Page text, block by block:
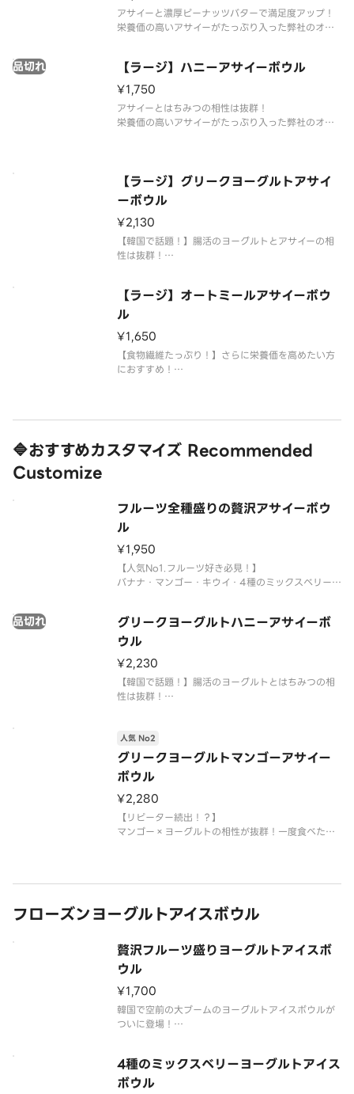
アサイーと濃厚ピーナッツバターで満足度アップ！
栄養価の高いアサイーがたっぷり入った弊社のオリ
アサイーベース300g目安エクストララージ：アサ
イーベース380g目安
【ラージ】ハニーアサイーボウル
品切れ
¥1,750
アサイーとはちみつの相性は抜群！
栄養価の高いアサイーがたっぷり入った弊社のオリ
イーベース380g目安
【ラージ】グリークヨーグルトアサイ
ーボウル
¥2,130
【韓国で話題！】腸活のヨーグルトとアサイーの相
性は抜群！
と一緒にお楽しみください
※グリークヨーグルトは別添えでの提供となりま
【ラージ】オートミールアサイーボウ
ル
¥1,650
【食物繊維たっぷり！】さらに栄養価を高めたい方
におすすめ！
ストララー
🔷おすすめカスタマイズ Recommended
Customize
フルーツ全種盛りの贅沢アサイーボウ
ル
¥1,950
【人気No1.フルーツ好き必見！】
バナナ・マンゴー・キウイ・4種のミックスベリーを
栄養価の高いアサイーがたっぷり入った弊社のオリ
ジナルアサイーボウルをお楽しみください。◆サイ
グリークヨーグルトハニーアサイーボ
ウル
品切れ
¥2,230
【韓国で話題！】腸活のヨーグルトとはちみつの相
性は抜群！
と一緒にお楽しみください
※グリークヨーグルトは別添えでの提供となりま
す。アサイーにかけてお召し上がりください
グリークヨーグルトマンゴーアサイー
ボウル
人気 No2
¥2,280
【リピーター続出！？】
マンゴー×ヨーグルトの相性が抜群！一度食べたら
ジナルアサイーボウルをお楽しみください。◆サイ
ズレギュラー：アサイーベー
フローズンヨーグルトアイスボウル
贅沢フルーツ盛りヨーグルトアイスボ
ウル
¥1,700
韓国で空前の大ブームのヨーグルトアイスボウルが
ついに登場！
ザクザク食感とさっぱりアイスの相性が抜群な、今
一番ホットなヘルシースイーツをぜひ！
4種のミックスベリーヨーグルトアイス
ボウル